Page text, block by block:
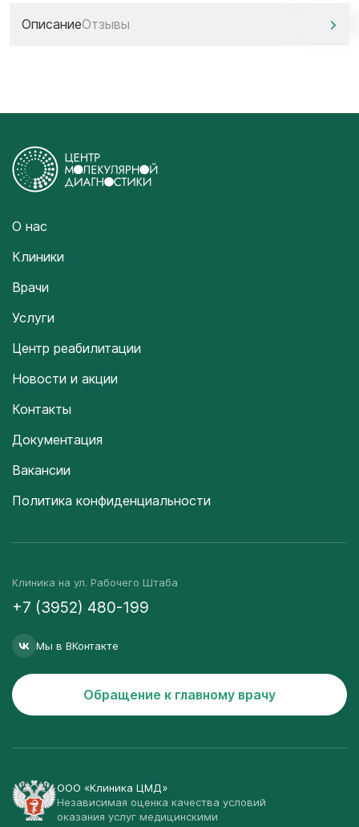
ОписаниеОтзывы
О нас
Клиники
Врачи
Услуги
Центр реабилитации
Новости и акции
Контакты
Документация
Вакансии
Политика конфиденциальности
Клиника на ул. Рабочего Штаба
+7 (3952) 480-199
Мы в ВКонтакте
Обращение к главному врачу
ООО «Клиника ЦМД»
Независимая оценка качества условий
оказания услуг медицинскими